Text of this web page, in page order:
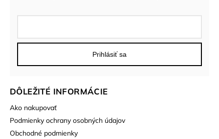
DÔLEŽITÉ INFORMÁCIE
Ako nakupovať
Podmienky ochrany osobných údajov
Obchodné podmienky
Prihlásiť sa